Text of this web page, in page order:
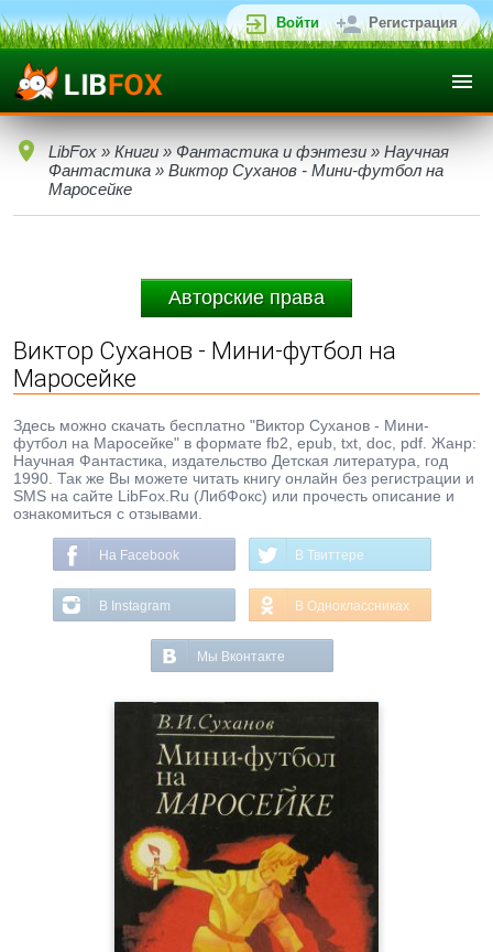
Войти Регистрация
LibFox » Книги » Фантастика и фэнтези » Научная
Фантастика » Виктор Суханов - Мини-футбол на
Маросейке
Авторские права
Виктор Суханов - Мини-футбол на
Маросейке
Здесь можно скачать бесплатно "Виктор Суханов - Мини-
футбол на Маросейке" в формате fb2, epub, txt, doc, pdf. Жанр:
Научная Фантастика, издательство Детская литература, год
1990. Так же Вы можете читать книгу онлайн без регистрации и
SMS на сайте LibFox.Ru (ЛибФокс) или прочесть описание и
ознакомиться с отзывами.
На Facebook В Твиттере
В Instagram В Одноклассниках
Мы Вконтакте